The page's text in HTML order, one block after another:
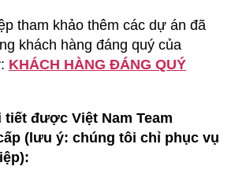
tham khảo thêm các dự án đã
khách hàng đáng quý của
KHÁCH HÀNG ĐÁNG QUÝ
được Việt Nam Team
(lưu ý: chúng tôi chỉ phục vụ